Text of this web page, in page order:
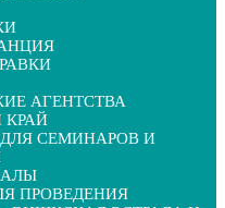
АГЕНТСТВА
КРАЙ
СЕМИНАРОВ И
ПРОВЕДЕНИЯ